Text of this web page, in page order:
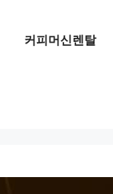
커피머신렌탈